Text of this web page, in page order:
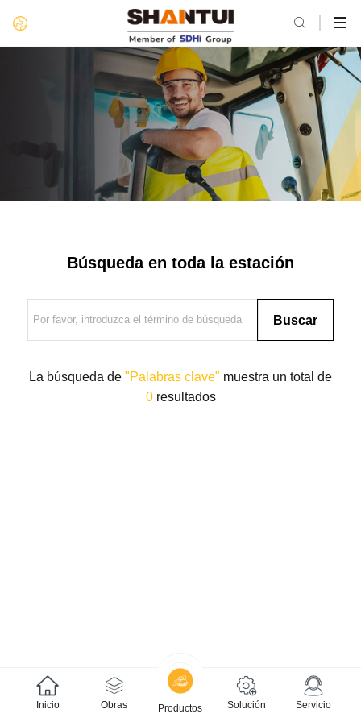

Búsqueda en toda la estación
Buscar
La búsqueda de "Palabras clave" muestra un total de
0 resultados
Inicio Obras Productos Solución Servicio